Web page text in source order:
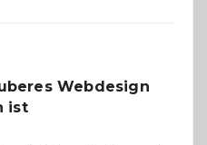
Webdesign
ist